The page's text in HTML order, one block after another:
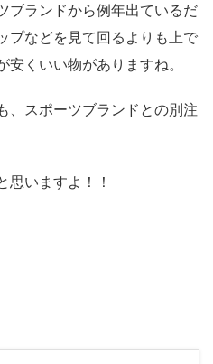
ブランドから例年出ているだ
プなどを見て回るよりも上で
くいい物がありますね。
、スポーツブランドとの別注
思いますよ！！